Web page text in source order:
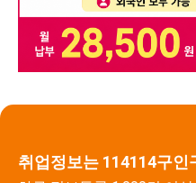
취업정보는 114114구인